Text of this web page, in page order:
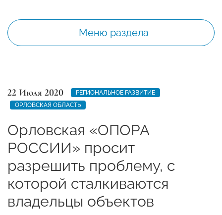
Меню раздела
22 Июля 2020
РЕГИОНАЛЬНОЕ РАЗВИТИЕ
ОРЛОВСКАЯ ОБЛАСТЬ
Орловская «ОПОРА
РОССИИ» просит
разрешить проблему, с
которой сталкиваются
владельцы объектов